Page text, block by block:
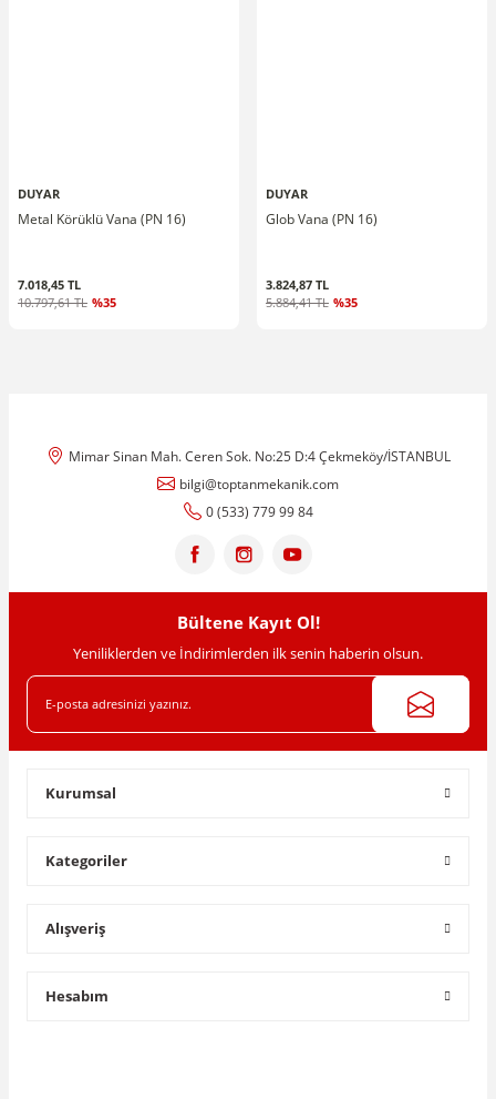
DUYAR
Metal Körüklü Vana (PN 16)
7.018,45 TL
10.797,61 TL %35
DUYAR
Glob Vana (PN 16)
3.824,87 TL
5.884,41 TL %35
Mimar Sinan Mah. Ceren Sok. No:25 D:4 Çekmeköy/İSTANBUL
bilgi@toptanmekanik.com
0 (533) 779 99 84
Bültene Kayıt Ol!
Yeniliklerden ve İndirimlerden ilk senin haberin olsun.
Kurumsal
Kategoriler
Alışveriş
Hesabım